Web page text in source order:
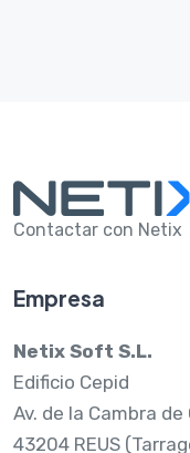
Contactar con Netix
Empresa
Netix Soft S.L.
Edificio Cepid
Av. de la Cambra de
43204 REUS